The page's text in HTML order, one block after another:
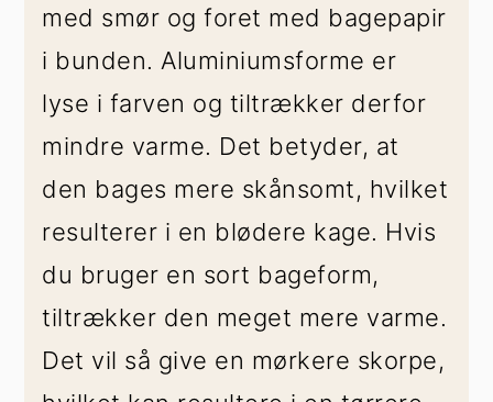
med smør og foret med bagepapir
i bunden. Aluminiumsforme er
lyse i farven og tiltrækker derfor
mindre varme. Det betyder, at
den bages mere skånsomt, hvilket
resulterer i en blødere kage. Hvis
du bruger en sort bageform,
tiltrækker den meget mere varme.
Det vil så give en mørkere skorpe,